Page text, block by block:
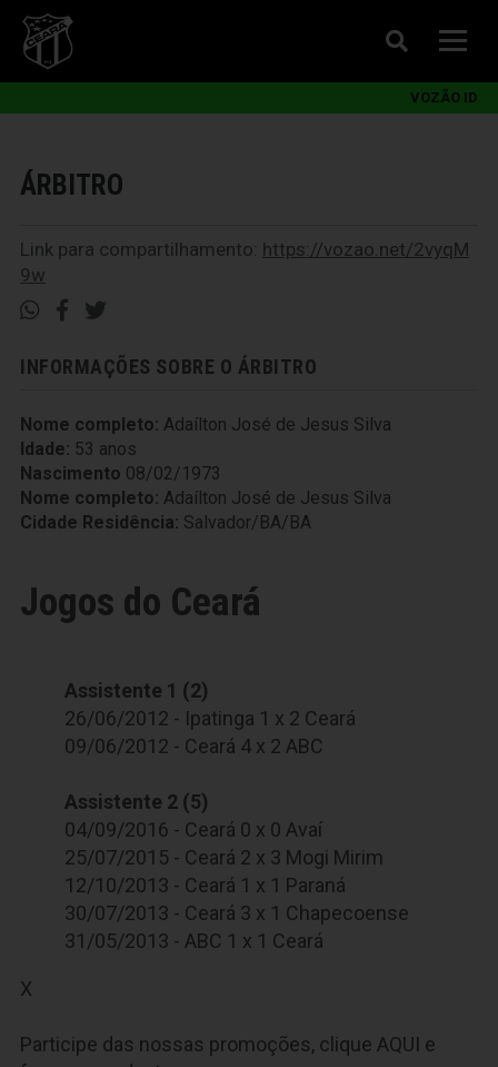
VOZÃO ID
ÁRBITRO
Link para compartilhamento: https://vozao.net/2vyqM
9w
INFORMAÇÕES SOBRE O ÁRBITRO
Nome completo: Adaílton José de Jesus Silva
Idade: 53 anos
Nascimento 08/02/1973
Nome completo: Adaílton José de Jesus Silva
Cidade Residência: Salvador/BA/BA
Jogos do Ceará
Assistente 1 (2)
26/06/2012 - Ipatinga 1 x 2 Ceará
09/06/2012 - Ceará 4 x 2 ABC
Assistente 2 (5)
04/09/2016 - Ceará 0 x 0 Avaí
25/07/2015 - Ceará 2 x 3 Mogi Mirim
12/10/2013 - Ceará 1 x 1 Paraná
30/07/2013 - Ceará 3 x 1 Chapecoense
31/05/2013 - ABC 1 x 1 Ceará
X
Participe das nossas promoções, clique AQUI e